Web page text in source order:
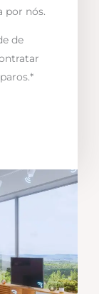
por nós.
de